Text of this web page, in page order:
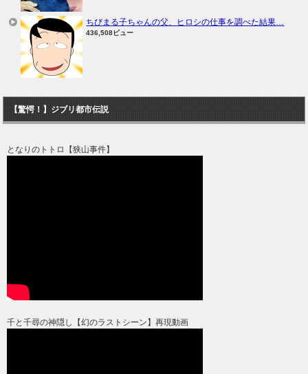
ちびまる子ちゃんの父、ヒロシの仕事を調べた結果…
436,508ビュー
【驚愕！】ジブリ都市伝説
となりのトトロ【狭山事件】
千と千尋の神隠し【幻のラストシーン】再現動画